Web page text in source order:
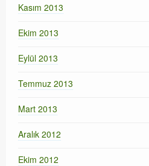
Kasım 2013
Ekim 2013
Eylül 2013
Temmuz 2013
Mart 2013
Aralık 2012
Ekim 2012